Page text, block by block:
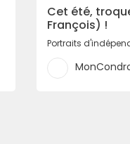
Cet été,
François) !
Portraits